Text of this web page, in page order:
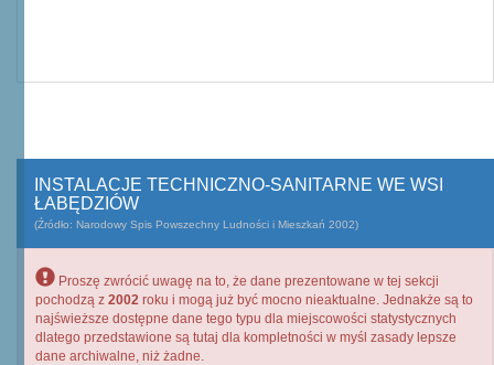
INSTALACJE TECHNICZNO-SANITARNE WE WSI
ŁABĘDZIÓW
(Źródło: Narodowy Spis Powszechny Ludności i Mieszkań 2002)
Proszę zwrócić uwagę na to, że dane prezentowane w tej sekcji
pochodzą z 2002 roku i mogą już być mocno nieaktualne. Jednakże są to
najświeższe dostępne dane tego typu dla miejscowości statystycznych
dlatego przedstawione są tutaj dla kompletności w myśl zasady lepsze
dane archiwalne, niż żadne.